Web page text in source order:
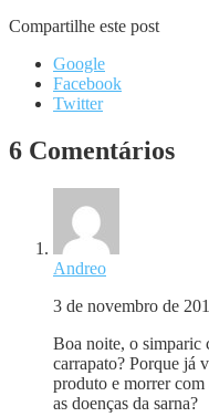
Compartilhe este post
Google
Facebook
Twitter
6 Comentários
Andreo
3 de novembro de
Boa noite, o simparic
carrapato? Porque já
produto e morrer com
as doenças da sarna?